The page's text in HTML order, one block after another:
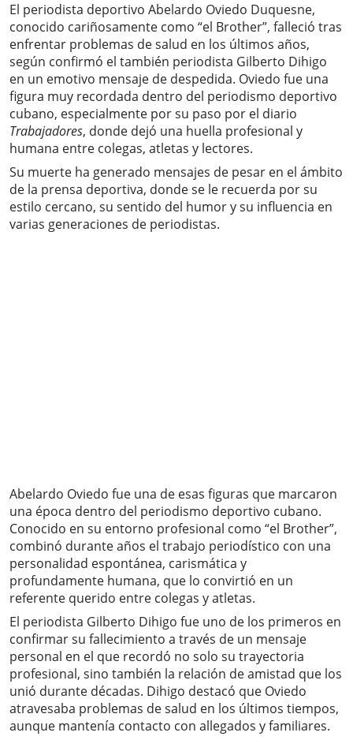
El periodista deportivo Abelardo Oviedo Duquesne,
conocido cariñosamente como “el Brother”, falleció tras
enfrentar problemas de salud en los últimos años,
según confirmó el también periodista Gilberto Dihigo
en un emotivo mensaje de despedida. Oviedo fue una
figura muy recordada dentro del periodismo deportivo
cubano, especialmente por su paso por el diario
Trabajadores, donde dejó una huella profesional y
humana entre colegas, atletas y lectores.
Su muerte ha generado mensajes de pesar en el ámbito
de la prensa deportiva, donde se le recuerda por su
estilo cercano, su sentido del humor y su influencia en
varias generaciones de periodistas.
Abelardo Oviedo fue una de esas figuras que marcaron
una época dentro del periodismo deportivo cubano.
Conocido en su entorno profesional como “el Brother”,
combinó durante años el trabajo periodístico con una
personalidad espontánea, carismática y
profundamente humana, que lo convirtió en un
referente querido entre colegas y atletas.
El periodista Gilberto Dihigo fue uno de los primeros en
confirmar su fallecimiento a través de un mensaje
personal en el que recordó no solo su trayectoria
profesional, sino también la relación de amistad que los
unió durante décadas. Dihigo destacó que Oviedo
atravesaba problemas de salud en los últimos tiempos,
aunque mantenía contacto con allegados y familiares.